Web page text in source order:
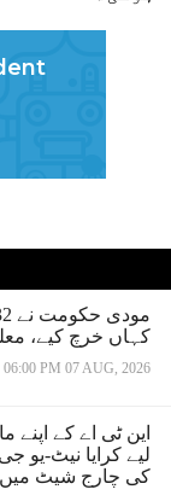
کہاں خرچ کیے،
06:00 PM 07 AUG, 2026
این ٹی اے کے اپنے
لیے کرایا نیٹ-یو
کی چارج شیٹ